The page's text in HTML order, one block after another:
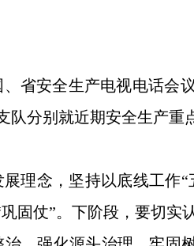
省安全生产电视电话会
分别就近期安全生产重
理念，坚持以底线工作“
固仗”。下阶段，要切实